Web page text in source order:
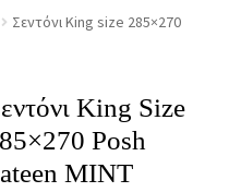
Σεντόνι King size 285×270
King Size
Posh
MINT